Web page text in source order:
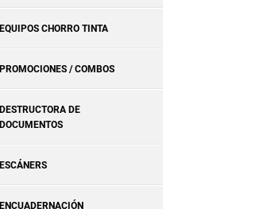
EQUIPOS CHORRO TINTA
PROMOCIONES / COMBOS
DESTRUCTORA DE
DOCUMENTOS
ESCÁNERS
ENCUADERNACIÓN